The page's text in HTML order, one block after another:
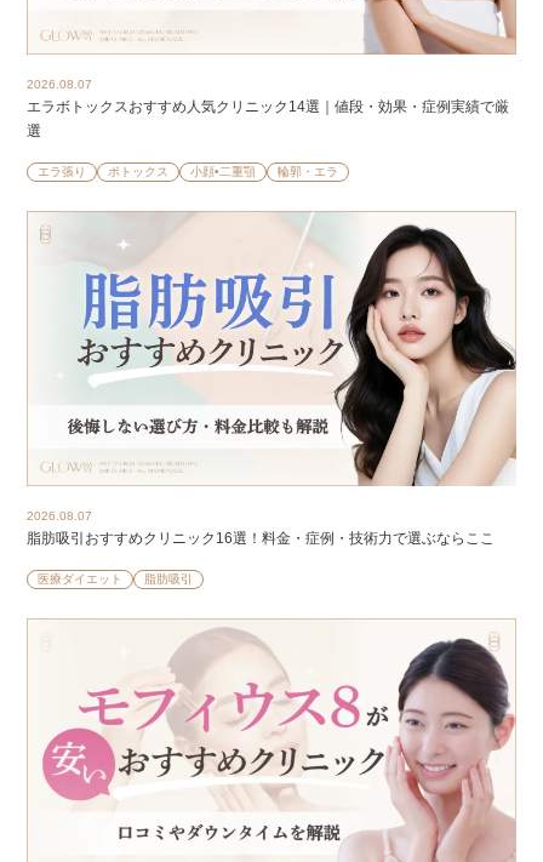
2026.08.07
エラボトックスおすすめ人気クリニック14選｜値段・効果・症例実績で厳
選
エラ張り ボトックス 小顔•二重顎 輪郭・エラ
2026.08.07
脂肪吸引おすすめクリニック16選！料金・症例・技術力で選ぶならここ
医療ダイエット 脂肪吸引